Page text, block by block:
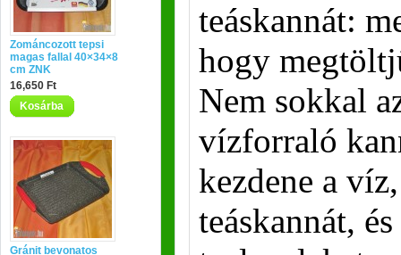
Zománcozott tepsi
magas fallal 40×34×8
cm ZNK
16,650 Ft
Kosárba
Gránit bevonatos
teáskannát:
hogy
Nem sokkal
vízforraló
kezdene a
teáskannát,